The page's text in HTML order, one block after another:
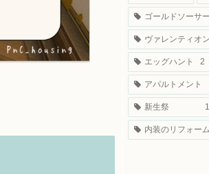
ゴールドソーサ
ヴァレンティオ
エッグハント 2
アパルトメント
新生祭 1
内装のリフォーム